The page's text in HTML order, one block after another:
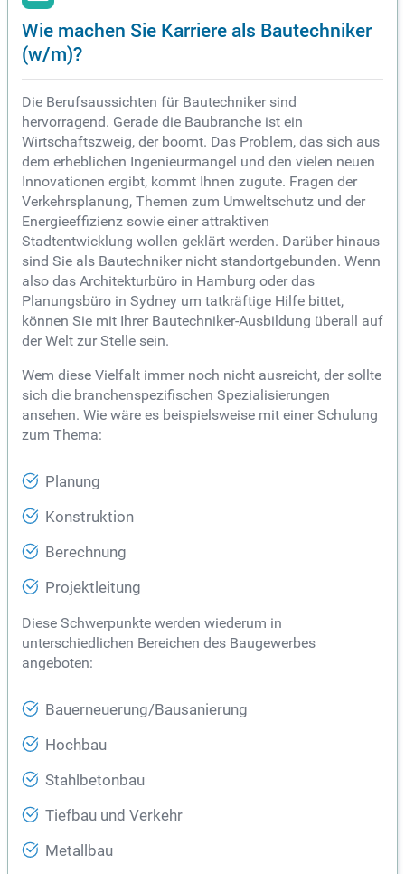
Wie machen Sie Karriere als Bautechniker
(w/m)?
Die Berufsaussichten für Bautechniker sind
hervorragend. Gerade die Baubranche ist ein
Wirtschaftszweig, der boomt. Das Problem, das sich aus
dem erheblichen Ingenieurmangel und den vielen neuen
Innovationen ergibt, kommt Ihnen zugute. Fragen der
Verkehrsplanung, Themen zum Umweltschutz und der
Energieeffizienz sowie einer attraktiven
Stadtentwicklung wollen geklärt werden. Darüber hinaus
sind Sie als Bautechniker nicht standortgebunden. Wenn
also das Architekturbüro in Hamburg oder das
Planungsbüro in Sydney um tatkräftige Hilfe bittet,
können Sie mit Ihrer Bautechniker-Ausbildung überall auf
der Welt zur Stelle sein.
Wem diese Vielfalt immer noch nicht ausreicht, der sollte
sich die branchenspezifischen Spezialisierungen
ansehen. Wie wäre es beispielsweise mit einer Schulung
zum Thema:
Planung
Konstruktion
Berechnung
Projektleitung
Diese Schwerpunkte werden wiederum in
unterschiedlichen Bereichen des Baugewerbes
angeboten:
Bauerneuerung/Bausanierung
Hochbau
Stahlbetonbau
Tiefbau und Verkehr
Metallbau